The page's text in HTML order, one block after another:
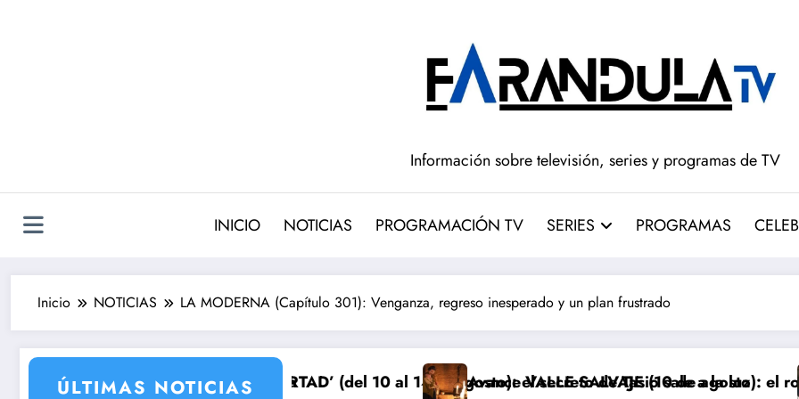
Información sobre televisión, series y programas de TV
INICIO NOTICIAS PROGRAMACIÓN TV SERIES PROGRAMAS
Inicio NOTICIAS LA MODERNA (Capítulo 301): Venganza, regreso inesperado y un plan frustrado
ÚLTIMAS NOTICIAS
prepara su venganza
‘SUEÑOS DE LIBERTAD’ (del 10 al 14de agosto): el secreto de Tasio sale a la luz
Avance VALLE SALVAJE (10 de agosto): el robo de los bebés
Avance